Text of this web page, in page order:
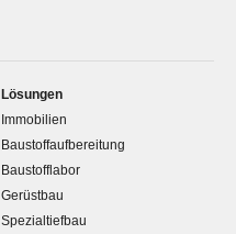
Lösungen
Immobilien
Baustoffaufbereitung
Baustofflabor
Gerüstbau
Spezialtiefbau